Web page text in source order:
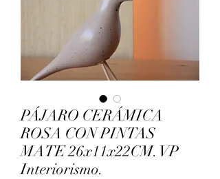
PÁJARO CERÁMICA
ROSA CON PINTAS
MATE 26x11x22CM. VP
Interiorismo.